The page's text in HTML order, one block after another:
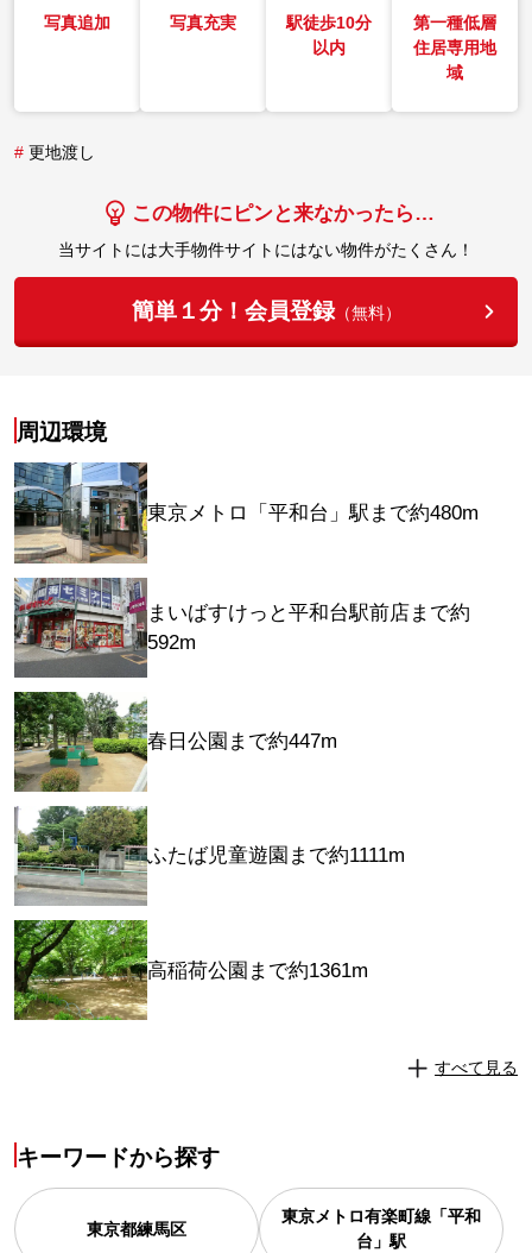
写真追加 写真充実
駅徒歩10分
以内
第一種低層
住居専用地
域
# 更地渡し
この物件にピンと来なかったら…
当サイトには大手物件サイトにはない物件がたくさん！
簡単１分！会員登録（無料）
周辺環境
東京メトロ「平和台」駅まで約480m
まいばすけっと平和台駅前店まで約
592m
春日公園まで約447m
ふたば児童遊園まで約1111m
高稲荷公園まで約1361m
すべて見る
キーワードから探す
東京都練馬区
東京メトロ有楽町線「平和
台」駅